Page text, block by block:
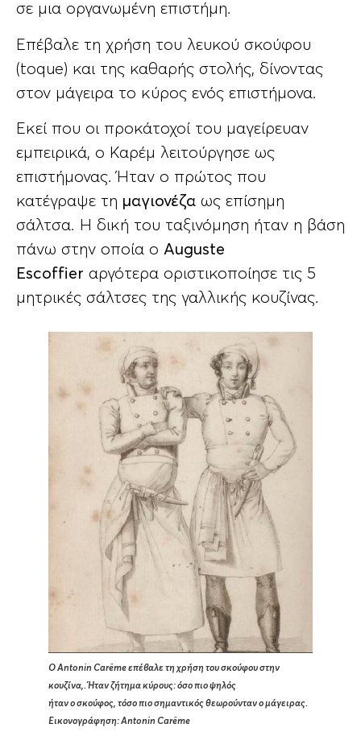
σε μια οργανωμένη επιστήμη.
Επέβαλε τη χρήση του λευκού σκούφου
(toque) και της καθαρής στολής, δίνοντας
στον μάγειρα το κύρος ενός επιστήμονα.
Εκεί που οι προκάτοχοί του μαγείρευαν
εμπειρικά, ο Καρέμ λειτούργησε ως
επιστήμονας. Ήταν ο πρώτος που
κατέγραψε τη μαγιονέζα ως επίσημη
σάλτσα. Η δική του ταξινόμηση ήταν η βάση
πάνω στην οποία ο Auguste
Escoffier αργότερα οριστικοποίησε τις 5
μητρικές σάλτσες της γαλλικής κουζίνας.
Ο Antonin Carême επέβαλε τη χρήση του σκούφου στην
κουζίνα,. Ήταν ζήτημα κύρους: όσο πιο ψηλός
ήταν ο σκούφος, τόσο πιο σημαντικός θεωρούνταν ο μάγειρας.
Εικονογράφηση: Antonin Carême